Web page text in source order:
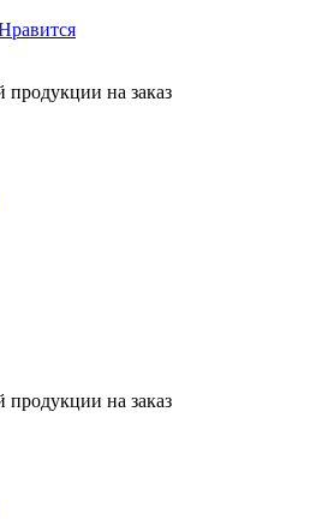
продукции на заказ
продукции на заказ